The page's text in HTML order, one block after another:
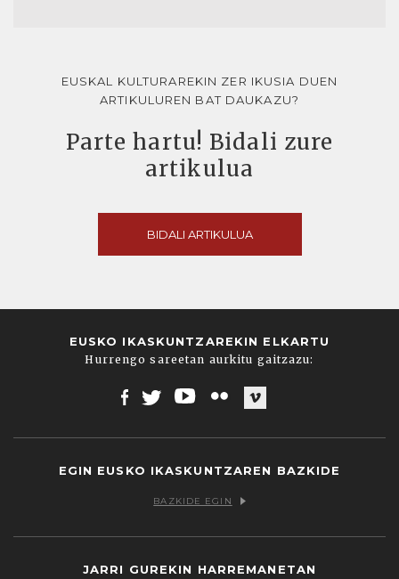
EUSKAL KULTURAREKIN ZER IKUSIA DUEN
ARTIKULUREN BAT DAUKAZU?
Parte hartu! Bidali zure
artikulua
BIDALI ARTIKULUA
EUSKO IKASKUNTZAREKIN ELKARTU
Hurrengo sareetan aurkitu gaitzazu:
EGIN EUSKO IKASKUNTZAREN BAZKIDE
BAZKIDE EGIN
JARRI GUREKIN HARREMANETAN